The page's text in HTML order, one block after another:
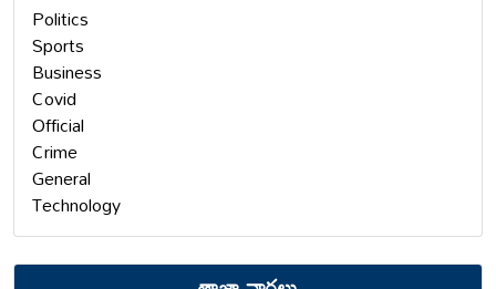
Politics
Sports
Business
Covid
Official
Crime
General
Technology